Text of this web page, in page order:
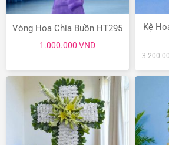
Vòng Hoa Chia Buồn HT295
1.000.000 VND
Kệ